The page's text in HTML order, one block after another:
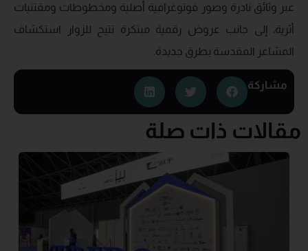
عبر وثائق نادرة وصور فوتوغرافية أصلية ومخطوطات ومقتنيات
أثرية، إلى جانب عروض رقمية مبتكرة تتيح للزوار استكشاف
المشاعر المقدسة بطرق جديدة.
مشاركة
مقالات ذات صلة